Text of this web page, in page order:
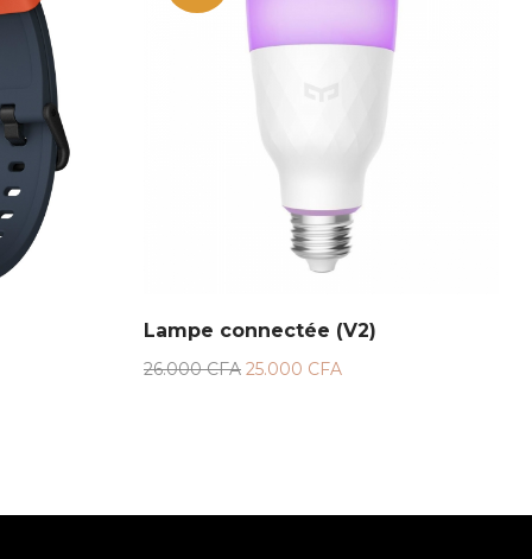
Lampe connectée (V2)
26.000CFA 25.000 CFA